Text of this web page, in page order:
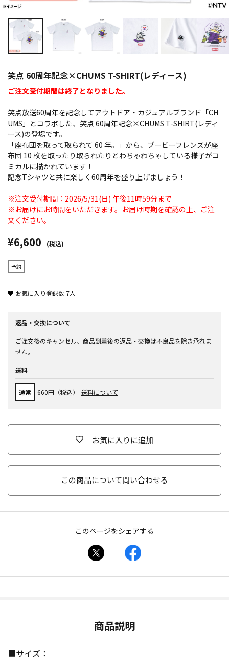
笑点 60周年記念×CHUMS T-SHIRT(レディース)
ご注文受付期間は終了となりました。
笑点放送60周年を記念してアウトドア・カジュアルブランド「CH
UMS」とコラボした、笑点 60周年記念×CHUMS T-SHIRT(レディ
ース)の登場です。
「座布団を取って取られて 60 年。」から、ブービーフレンズが座
布団 10 枚を取ったり取られたりとわちゃわちゃしている様子がコ
ミカルに描かれています！
記念Tシャツと共に楽しく60周年を盛り上げましょう！
※注文受付期間：2026/5/31(日) 午後11時59分まで
※お届けにお時間をいただきます。お届け時期を確認の上、ご注
文ください。
¥6,600 (税込)
予約
お気に入り登録数 7人
返品・交換について
ご注文後のキャンセル、商品到着後の返品・交換は不良品を除き承れま
せん。
送料
通常 660円（税込） 送料について
お気に入りに追加
この商品について問い合わせる
このページをシェアする
商品説明
■サイズ：